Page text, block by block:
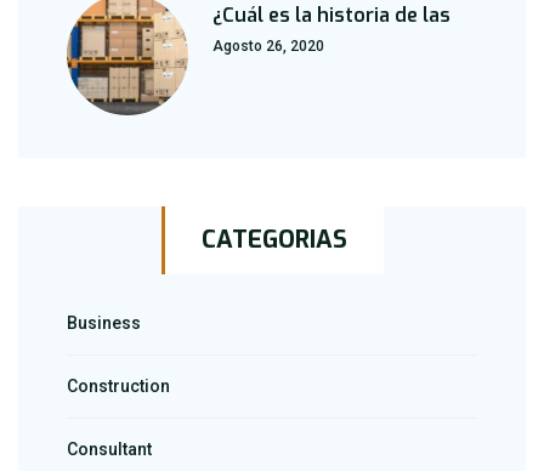
¿Cuál es la historia de las
Agosto 26, 2020
CATEGORIAS
Business
Construction
Consultant